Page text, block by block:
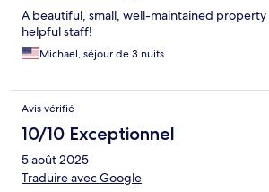
A beautiful, small, well-maintained
helpful staff!
Michael, séjour de 3 nuits
Avis vérifié
10/10 Exceptionnel
5 août 2025
Traduire avec Google